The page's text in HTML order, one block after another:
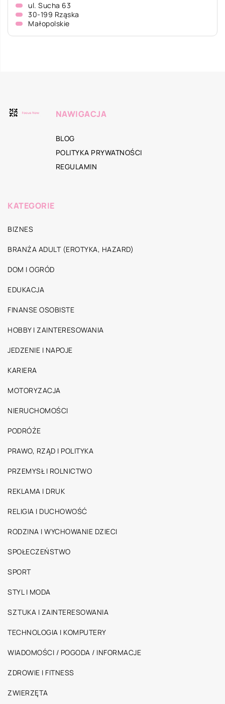
ul. Sucha 63
30-199 Rząska
Małopolskie
NAWIGACJA
BLOG
POLITYKA PRYWATNOŚCI
REGULAMIN
KATEGORIE
BIZNES
BRANŻA ADULT (EROTYKA, HAZARD)
DOM I OGRÓD
EDUKACJA
FINANSE OSOBISTE
HOBBY I ZAINTERESOWANIA
JEDZENIE I NAPOJE
KARIERA
MOTORYZACJA
NIERUCHOMOŚCI
PODRÓŻE
PRAWO, RZĄD I POLITYKA
PRZEMYSŁ I ROLNICTWO
REKLAMA I DRUK
RELIGIA I DUCHOWOŚĆ
RODZINA I WYCHOWANIE DZIECI
SPOŁECZEŃSTWO
SPORT
STYL I MODA
SZTUKA I ZAINTERESOWANIA
TECHNOLOGIA I KOMPUTERY
WIADOMOŚCI / POGODA / INFORMACJE
ZDROWIE I FITNESS
ZWIERZĘTA